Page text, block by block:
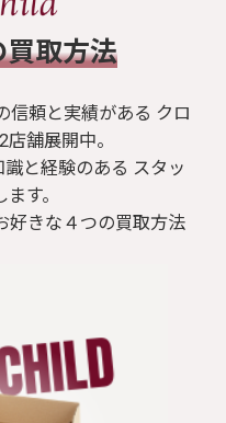
取方法
信頼と実績がある クロ
舗展開中。
と経験のある スタッ
す。
好きな４つの買取方法